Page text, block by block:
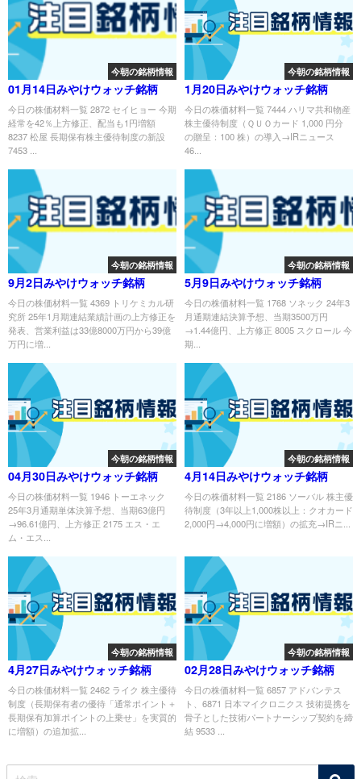
今朝の銘柄情報
01月14日みやけウォッチ銘柄
今日の株価材料一覧 2872 セイヒョー 今期
経常を42％上方修正、配当も1円増額
8237 松屋 長期保有株主優待制度の新設
7453 ...
今朝の銘柄情報
1月20日みやけウォッチ銘柄
今日の株価材料一覧 7444 ハリマ共和物産
株主優待制度（ＱＵＯカード 1,000 円分
の贈呈：100 株）の導入→IRニュース
46...
今朝の銘柄情報
9月2日みやけウォッチ銘柄
今日の株価材料一覧 4369 トリケミカル研
究所 25年1月期連結業績計画の上方修正を
発表、営業利益は33億8000万円から39億
万円に増...
今朝の銘柄情報
5月9日みやけウォッチ銘柄
今日の株価材料一覧 1768 ソネック 24年3
月通期連結決算予想、当期3500万円
→1.44億円、上方修正 8005 スクロール 今
期...
今朝の銘柄情報
04月30日みやけウォッチ銘柄
今日の株価材料一覧 1946 トーエネック
25年3月通期単体決算予想、当期63億円
→96.61億円、上方修正 2175 エス・エ
ム・エス...
今朝の銘柄情報
4月14日みやけウォッチ銘柄
今日の株価材料一覧 2186 ソーバル 株主優
待制度（3年以上1,000株以上：クオカード
2,000円→4,000円に増額）の拡充→IRニ...
今朝の銘柄情報
4月27日みやけウォッチ銘柄
今日の株価材料一覧 2462 ライク 株主優待
制度（長期保有者の優待「通常ポイント＋
長期保有加算ポイントの上乗せ」を実質的
に増額）の追加拡...
今朝の銘柄情報
02月28日みやけウォッチ銘柄
今日の株価材料一覧 6857 アドバンテス
ト、6871 日本マイクロニクス 技術提携を
骨子とした技術パートナーシップ契約を締
結 9533 ...